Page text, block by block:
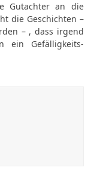
Gutachter an die
die Geschichten –
– , dass irgend
ein Gefälligkeits-